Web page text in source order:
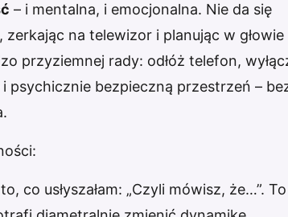
– i mentalna, i emocjonalna. Nie da się
na telewizor i planując w głowie
przyziemnej rady: odłóż telefon,
bezpieczną przestrzeń –
co usłyszałam: „Czyli mówisz, że…”. To